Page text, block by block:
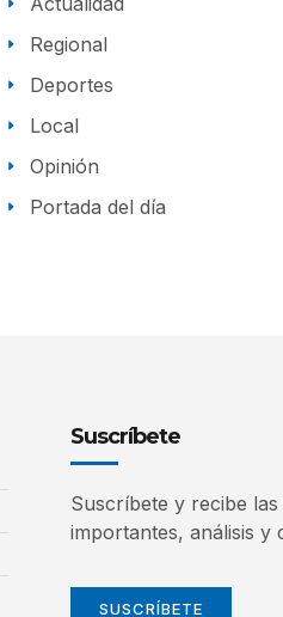
Regional
Deportes
Local
Opinión
Portada del día
Suscríbete
Suscríbete y recibe las
importantes, análisis y
SUSCRÍBETE